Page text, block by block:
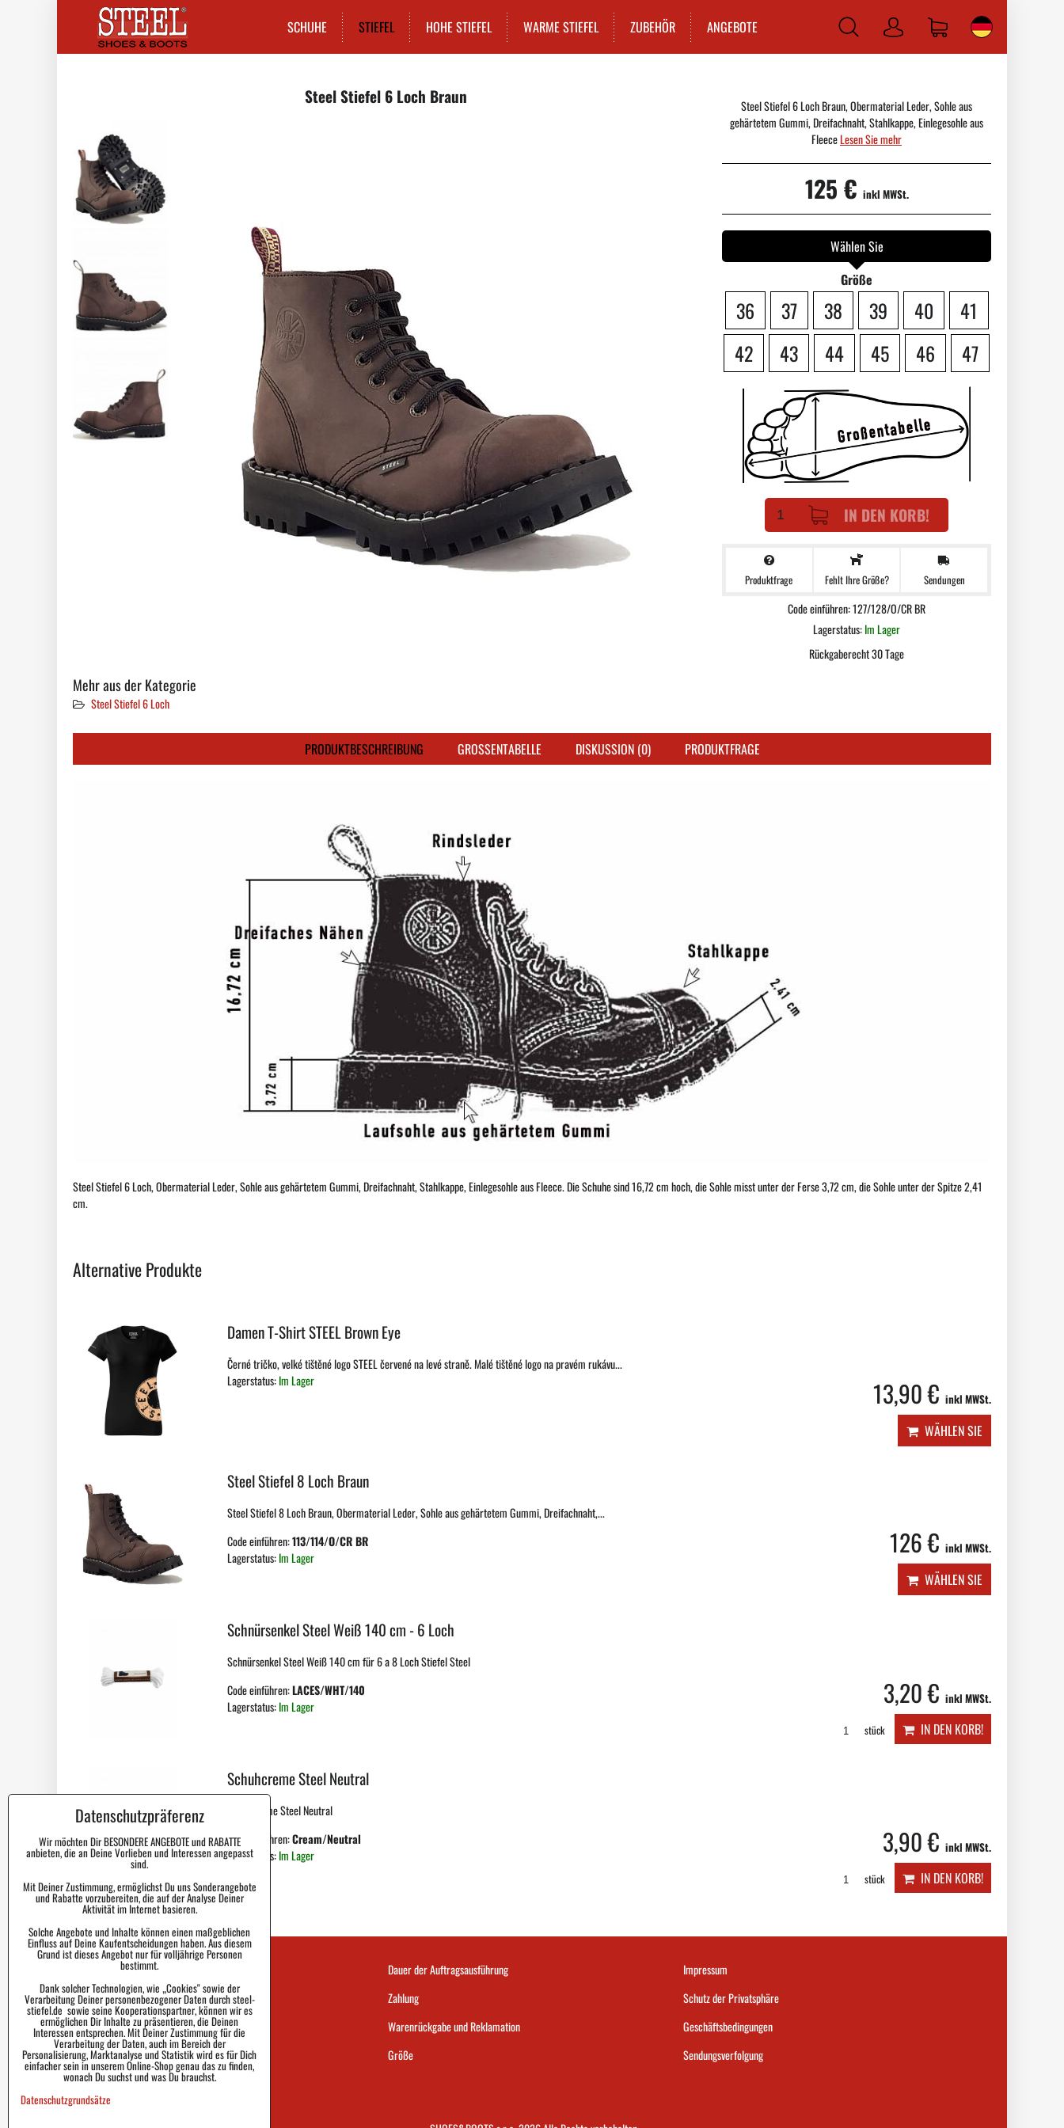
SCHUHE STIEFEL HOHE STIEFEL WARME STIEFEL ZUBEHÖR ANGEBOTE Anmelden
Steel Stiefel 6 Loch Braun
Steel Stiefel 6 Loch Braun, Obermaterial Leder, Sohle aus
gehärtetem Gummi, Dreifachnaht, Stahlkappe, Einlegesohle aus
FleeceLesen Sie mehr
125 € inkl MWSt.
Wählen Sie
Größe
36 37 38 39 40
41
42
43 44 45 46 47
IN DEN KORB!
Produktfrage Fehlt Ihre Größe? Sendungen
Code einführen: 127/128/O/CR BR
Lagerstatus:Im Lager
Rückgaberecht 30 Tage
Mehr aus der Kategorie
Steel Stiefel 6 Loch
PRODUKTBESCHREIBUNG GROSSENTABELLE DISKUSSION (0) PRODUKTFRAGE
Steel Stiefel 6 Loch, Obermaterial Leder, Sohle aus gehärtetem Gummi, Dreifachnaht, Stahlkappe, Einlegesohle aus Fleece. Die Schuhe sind 16,72 cm hoch, die Sohle misst unter der Ferse 3,72 cm, die Sohle unter der Spitze 2,41
cm.
Alternative Produkte
Damen T-Shirt STEEL Brown Eye
Černé tričko, velké tištěné logo STEEL červené na levé straně. Malé tištěné logo na pravém rukávu...
Lagerstatus:Im Lager 13,90 € inkl MWSt.
WÄHLEN SIE
Steel Stiefel 8 Loch Braun
Steel Stiefel 8 Loch Braun, Obermaterial Leder, Sohle aus gehärtetem Gummi, Dreifachnaht,...
Code einführen:113/114/O/CR BR
Lagerstatus:Im Lager 126 € inkl MWSt.
WÄHLEN SIE
Schnürsenkel Steel Weiß 140 cm - 6 Loch
Schnürsenkel Steel Weiß 140 cm für 6 a 8 Loch Stiefel Steel
Code einführen:LACES/WHT/140
Lagerstatus:Im Lager 3,20 € inkl MWSt.
stück IN DEN KORB!
Schuhcreme Steel Neutral
Schuhcreme Steel Neutral
Code einführen:Cream/Neutral
Lagerstatus:Im Lager 3,90 € inkl MWSt.
stück IN DEN KORB!
Kontakt
Blog
Faq
Markenhistorie
Dauer der Auftragsausführung
Zahlung
Warenrückgabe und Reklamation
Größe
Impressum
Schutz der Privatsphäre
Geschäftsbedingungen
Sendungsverfolgung
Datenschutzpräferenz
Wir möchten Dir BESONDERE ANGEBOTE und RABATTE
anbieten, die an Deine Vorlieben und Interessen angepasst
sind.
Mit Deiner Zustimmung, ermöglichst Du uns Sonderangebote
und Rabatte vorzubereiten, die auf der Analyse Deiner
Aktivität im Internet basieren.
Solche Angebote und Inhalte können einen maßgeblichen
Einfluss auf Deine Kaufentscheidungen haben. Aus diesem
Grund ist dieses Angebot nur für volljährige Personen
bestimmt.
Dank solcher Technologien, wie „Cookies" sowie der
Verarbeitung Deiner personenbezogener Daten durch steel-
stiefel.de sowie seine Kooperationspartner, können wir es
ermöglichen Dir Inhalte zu präsentieren, die Deinen
Interessen entsprechen. Mit Deiner Zustimmung für die
Verarbeitung der Daten, auch im Bereich der
Personalisierung, Marktanalyse und Statistik wird es für Dich
einfacher sein in unserem Online-Shop genau das zu finden,
wonach Du suchst und was Du brauchst.
Datenschutzgrundsätze